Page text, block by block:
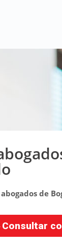
abogados de
Consultar